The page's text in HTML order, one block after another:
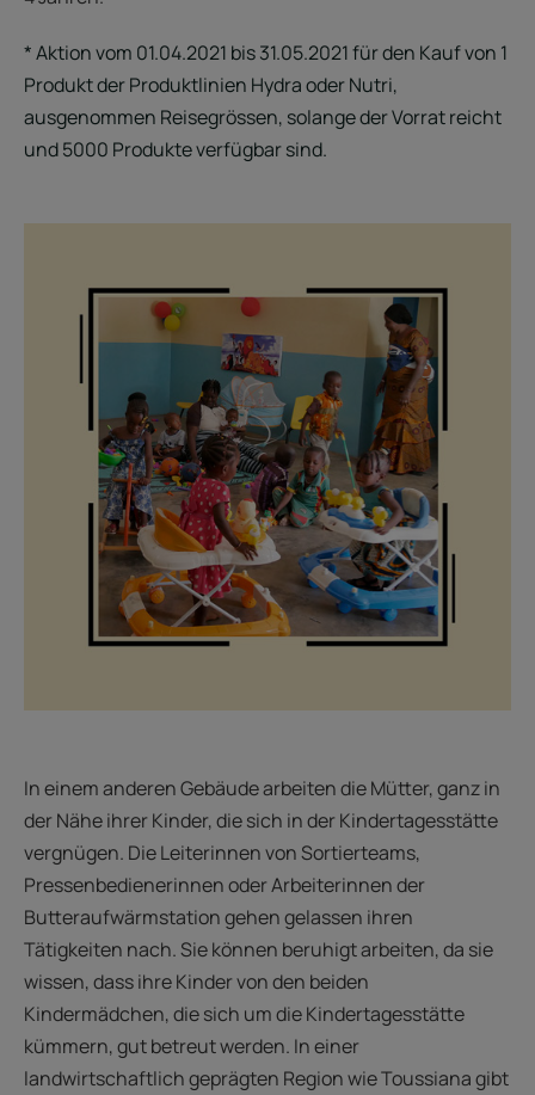
* Aktion vom 01.04.2021 bis 31.05.2021 für den Kauf von 1
Produkt der Produktlinien Hydra oder Nutri,
ausgenommen Reisegrössen, solange der Vorrat reicht
und 5000 Produkte verfügbar sind.
In einem anderen Gebäude arbeiten die Mütter, ganz in
der Nähe ihrer Kinder, die sich in der Kindertagesstätte
vergnügen. Die Leiterinnen von Sortierteams,
Pressenbedienerinnen oder Arbeiterinnen der
Butteraufwärmstation gehen gelassen ihren
Tätigkeiten nach. Sie können beruhigt arbeiten, da sie
wissen, dass ihre Kinder von den beiden
Kindermädchen, die sich um die Kindertagesstätte
kümmern, gut betreut werden. In einer
landwirtschaftlich geprägten Region wie Toussiana gibt